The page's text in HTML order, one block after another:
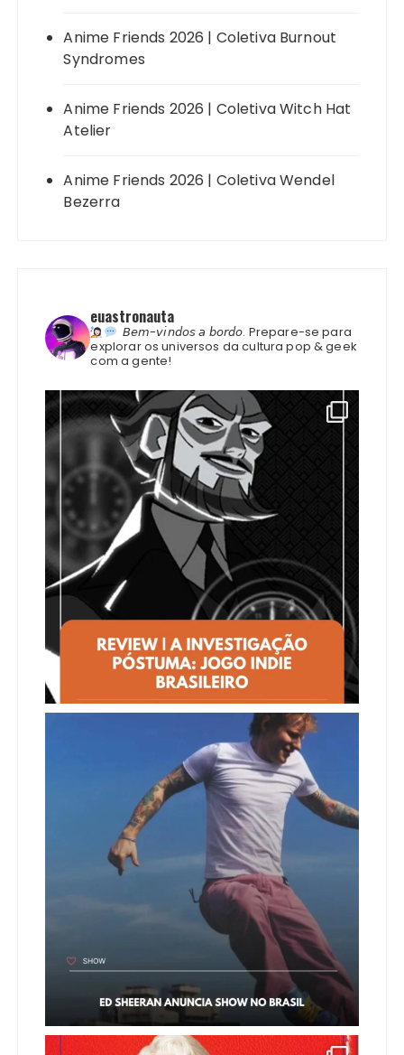
Anime Friends 2026 | Coletiva Burnout
Syndromes
Anime Friends 2026 | Coletiva Witch Hat
Atelier
Anime Friends 2026 | Coletiva Wendel
Bezerra
euastronauta
𝘉𝘦𝘮-𝘷𝘪𝘯𝘥𝘰𝘴 𝘢 𝘣𝘰𝘳𝘥𝘰. Prepare-se para
explorar os universos da cultura pop & geek
com a gente!